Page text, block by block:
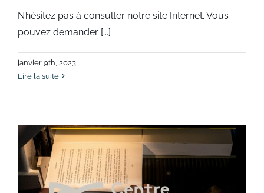
N’hésitez pas à consulter notre site Internet. Vous
pouvez demander [...]
janvier 9th, 2023
Lire la suite